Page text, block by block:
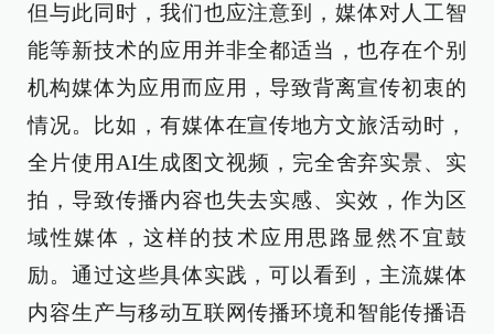
但与此同时，我们也应注意到，媒体对人工智
能等新技术的应用并非全都适当，也存在个别
机构媒体为应用而应用，导致背离宣传初衷的
情况。比如，有媒体在宣传地方文旅活动时，
全片使用AI生成图文视频，完全舍弃实景、实
拍，导致传播内容也失去实感、实效，作为区
域性媒体，这样的技术应用思路显然不宜鼓
励。通过这些具体实践，可以看到，主流媒体
内容生产与移动互联网传播环境和智能传播语